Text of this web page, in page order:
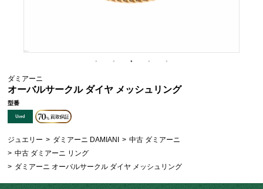
ダミアーニ
オーバルサークル ダイヤ メッシュリング
型番
ジュエリー > ダミアーニ DAMIANI > 中古 ダミアーニ
> 中古 ダミアーニ リング
> ダミアーニ オーバルサークル ダイヤ メッシュリング